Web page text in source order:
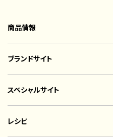
商品情報
ブランドサイト
スペシャルサイト
レシピ